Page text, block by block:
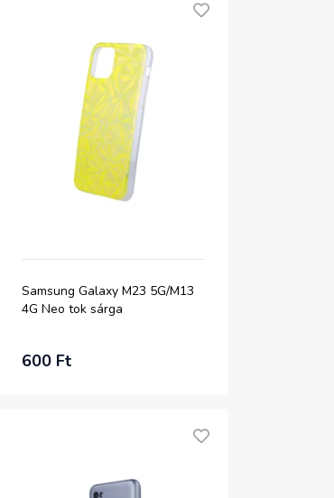
Samsung Galaxy M23 5G/M13
4G Neo tok sárga
600 Ft